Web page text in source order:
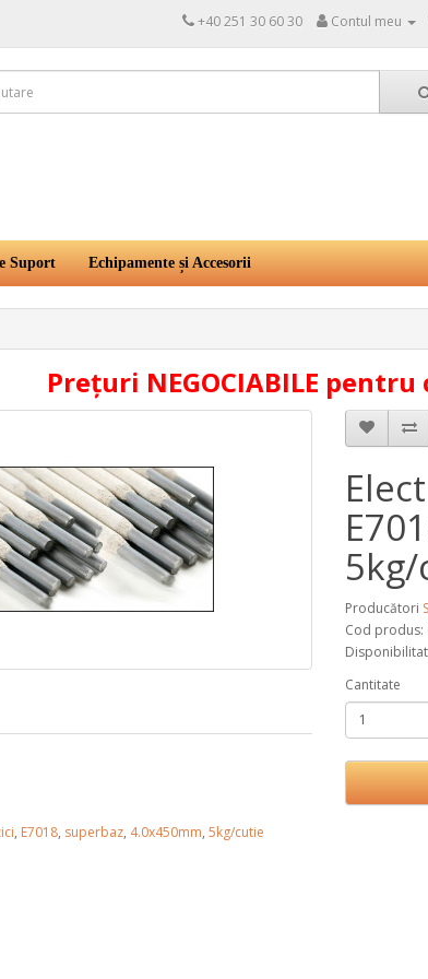
+40 251 30 60 30 Contul meu
Suport Echipamente și Accesorii
Prețuri NEGOCIABILE
Producători
Cod produs:
Cantitate
, E7018, superbaz, 4.0x450mm, 5kg/cutie